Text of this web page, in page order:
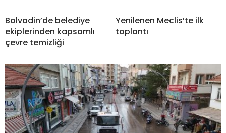
Bolvadin’de belediye
ekiplerinden kapsamlı
çevre temizliği
Yenilenen Meclis’te ilk
toplantı